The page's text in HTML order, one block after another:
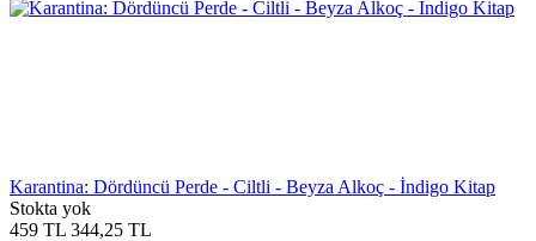
Karantina: Dördüncü Perde - Ciltli - Beyza Alkoç - İndigo Kitap
Stokta yok
459 TL 344,25 TL